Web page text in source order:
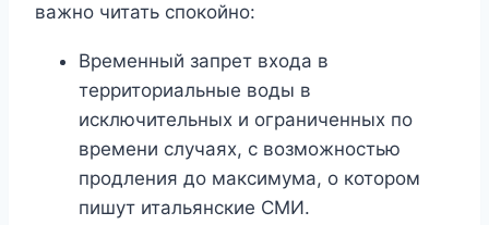
важно читать спокойно:
Временный запрет входа в
территориальные воды в
исключительных и ограниченных по
времени случаях, с возможностью
продления до максимума, о котором
пишут итальянские СМИ.